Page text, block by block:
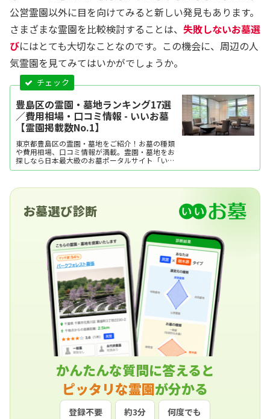
公営霊園以外に目を向けてみると新しい発見もあります。
さまざまな霊園を比較検討することは、 失敗しないお墓選
びにはとても大切なことなのです。この機会に、周辺の人
気霊園を見てみてはいかがでしょうか。
豊島区の霊園・墓地ランキング17選
／費用相場・口コミ情報 - いいお墓
【霊園掲載数No.1】
東京都豊島区の霊園・墓地をご紹介！お墓の種類
や費用相場、口コミ情報が満載。霊園・墓地をお
探しなら日本最大級のお墓ポータルサイト「いい
お墓」にお任せください。資料請求・見学予約・
店の選び方など、お墓探しに役立つ情報も提供
お墓選び診断
かんたんな質問に答えると
ピッタリな霊園が分かる
登録不要 約3分 何度でも